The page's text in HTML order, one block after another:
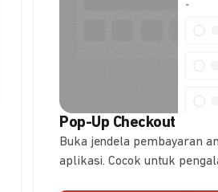
Pop-Up Checkout
Buka jendela pembayaran
aplikasi. Cocok untuk